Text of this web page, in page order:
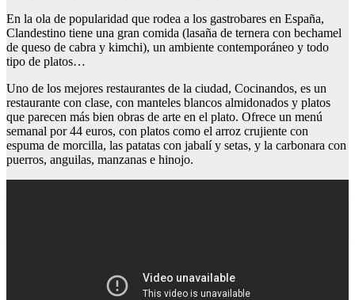
En la ola de popularidad que rodea a los gastrobares en España,
Clandestino tiene una gran comida (lasaña de ternera con bechamel
de queso de cabra y kimchi), un ambiente contemporáneo y todo
tipo de platos…
Uno de los mejores restaurantes de la ciudad, Cocinandos, es un
restaurante con clase, con manteles blancos almidonados y platos
que parecen más bien obras de arte en el plato. Ofrece un menú
semanal por 44 euros, con platos como el arroz crujiente con
espuma de morcilla, las patatas con jabalí y setas, y la carbonara con
puerros, anguilas, manzanas e hinojo.